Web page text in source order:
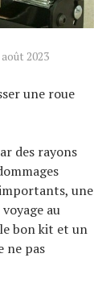
2023
une roue
des rayons
une
au
bon kit et un
ne pas